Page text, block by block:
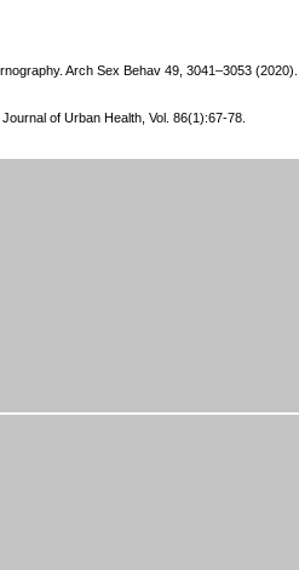
Arch Sex Behav 49, 3041–3053
of Urban Health, Vol. 86(1):67-78.